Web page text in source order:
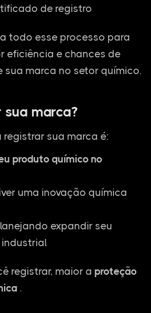
de registro
todo esse processo para
eficiência e chances de
sua marca no setor químico.
marca?
sua marca é:
produto químico no
uma inovação química
expandir seu
registrar, maior a proteção
.